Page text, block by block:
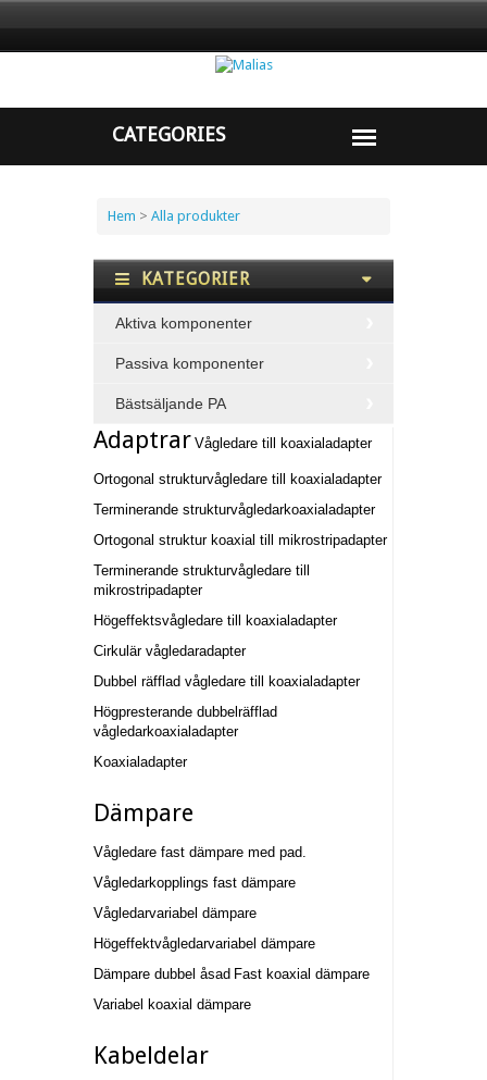
Hem > Alla produkter
KATEGORIER
Aktiva komponenter
Passiva komponenter
Bästsäljande PA
Adaptrar Vågledare till koaxialadapter
Ortogonal strukturvågledare till koaxialadapter
Terminerande strukturvågledarkoaxialadapter
Ortogonal struktur koaxial till mikrostripadapter
Terminerande strukturvågledare till
mikrostripadapter
Högeffektsvågledare till koaxialadapter
Cirkulär vågledaradapter
Dubbel räfflad vågledare till koaxialadapter
Högpresterande dubbelräfflad
vågledarkoaxialadapter
Koaxialadapter
Dämpare
Vågledare fast dämpare med pad.
Vågledarkopplings fast dämpare
Vågledarvariabel dämpare
Högeffektvågledarvariabel dämpare
Dämpare dubbel åsad Fast koaxial dämpare
Variabel koaxial dämpare
Kabeldelar